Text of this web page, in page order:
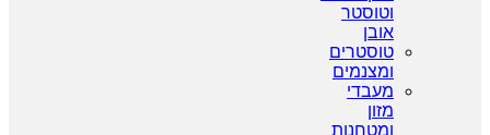
וטוסטר
אובן
טוסטרים
ומצנמים
מעבדי
מזון
ומטחנות